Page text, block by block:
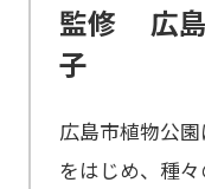
監修 広島
子
広島市植物公
をはじめ、種